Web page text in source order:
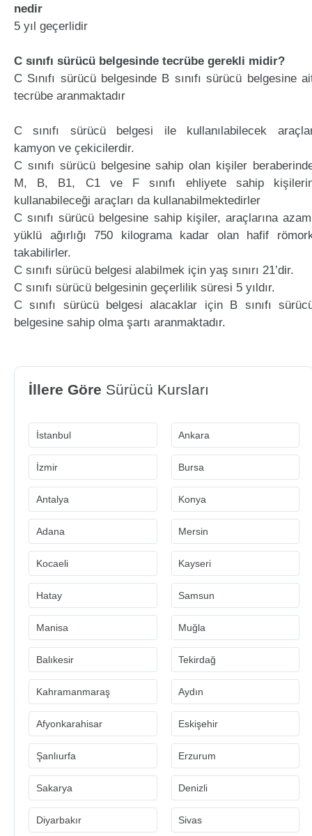
nedir
5 yıl geçerlidir
C sınıfı sürücü belgesinde tecrübe gerekli midir?
C Sınıfı sürücü belgesinde B sınıfı sürücü belgesine
tecrübe aranmaktadır
C sınıfı sürücü belgesi ile kullanılabilecek
kamyon ve çekicilerdir.
C sınıfı sürücü belgesine sahip olan kişiler
M, B, B1, C1 ve F sınıfı ehliyete sahip
kullanabileceği araçları da kullanabilmektedirler
C sınıfı sürücü belgesine sahip kişiler, araçlarına
yüklü ağırlığı 750 kilograma kadar olan hafif
takabilirler.
C sınıfı sürücü belgesi alabilmek için yaş sınırı 21’dir.
C sınıfı sürücü belgesinin geçerlilik süresi 5 yıldır.
C sınıfı sürücü belgesi alacaklar için B sınıfı
belgesine sahip olma şartı aranmaktadır.
İllere Göre Sürücü Kursları
İstanbul Ankara
İzmir Bursa
Antalya Konya
Adana Mersin
Kocaeli Kayseri
Hatay Samsun
Manisa Muğla
Balıkesir Tekirdağ
Kahramanmaraş Aydın
Afyonkarahisar Eskişehir
Şanlıurfa Erzurum
Sakarya Denizli
Diyarbakır Sivas